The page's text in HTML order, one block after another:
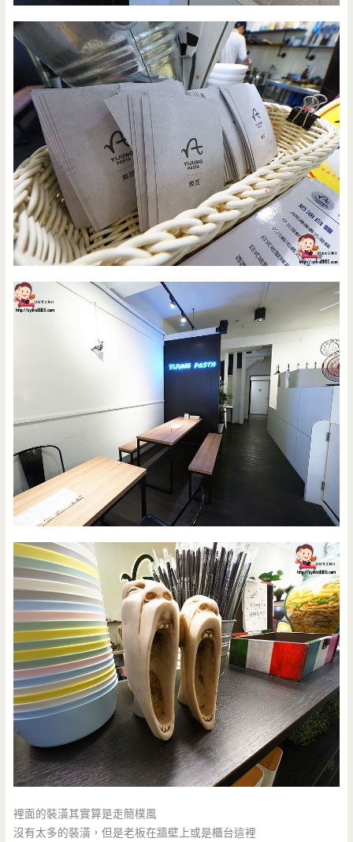
裡面的裝潢其實算是走簡樸風
沒有太多的裝潢，但是老板在牆壁上或是櫃台這裡